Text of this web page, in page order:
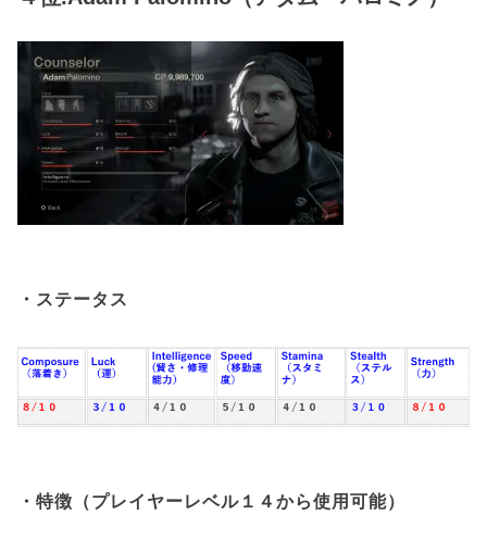
・ステータス
・特徴（プレイヤーレベル１４から使用可能）